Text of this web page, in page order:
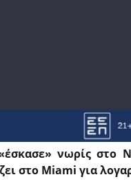
νωρίς στο
στo Miami για